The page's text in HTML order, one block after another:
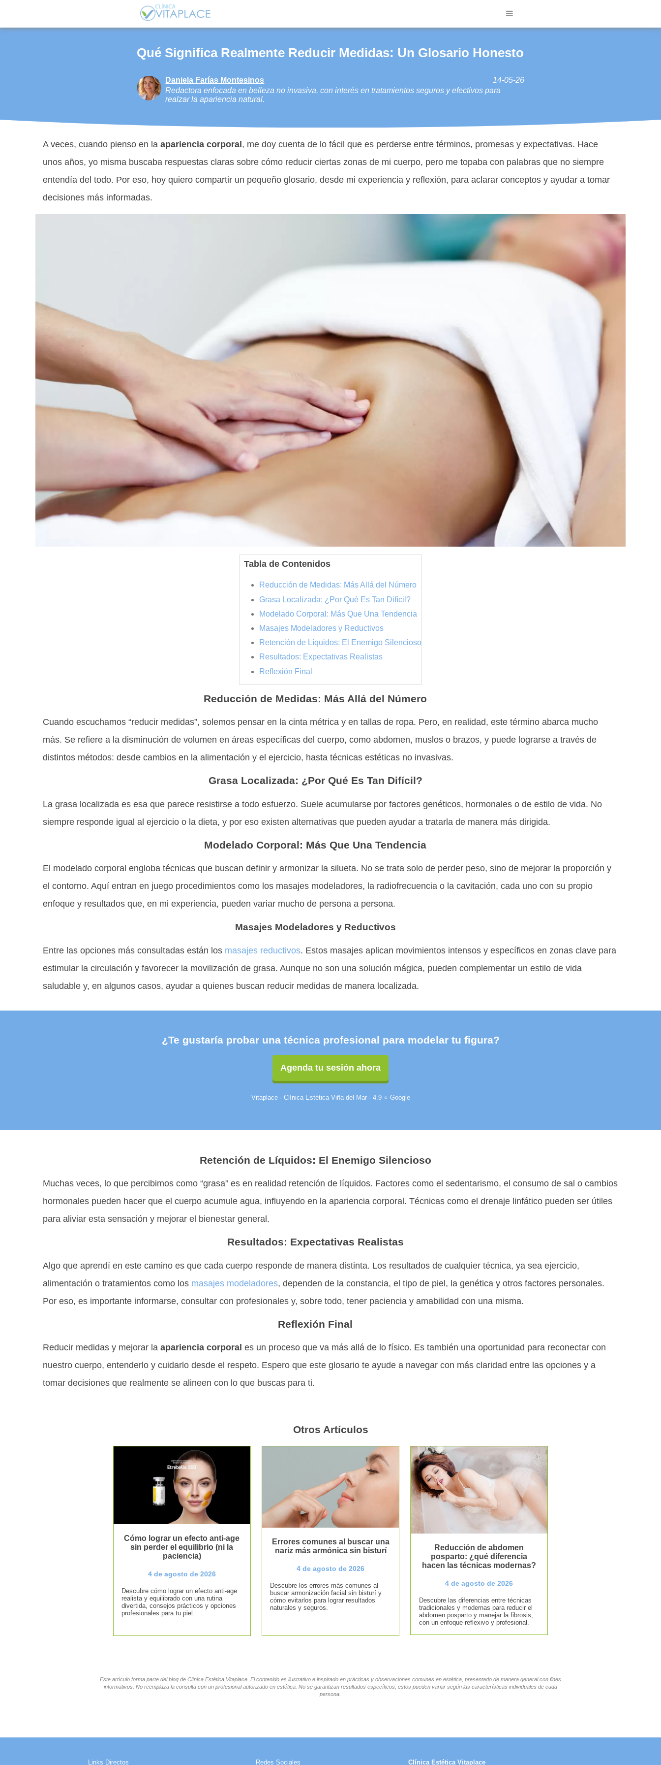
Qué Significa Realmente Reducir Medidas: Un Glosario Honesto
Daniela Farías Montesinos
14-05-26
Redactora enfocada en belleza no invasiva, con interés en tratamientos seguros y efectivos para
realzar la apariencia natural.
A veces, cuando pienso en la apariencia corporal , me doy cuenta de lo fácil que es perderse entre términos, promesas y expectativas. Hace
unos años, yo misma buscaba respuestas claras sobre cómo reducir ciertas zonas de mi cuerpo, pero me topaba con palabras que no siempre
entendía del todo. Por eso, hoy quiero compartir un pequeño glosario, desde mi experiencia y reflexión, para aclarar conceptos y ayudar a tomar
decisiones más informadas.
Tabla de Contenidos
Reducción de Medidas: Más Allá del Número
Grasa Localizada: ¿Por Qué Es Tan Difícil?
Modelado Corporal: Más Que Una Tendencia
Masajes Modeladores y Reductivos
Retención de Líquidos: El Enemigo Silencioso
Resultados: Expectativas Realistas
Reflexión Final
Reducción de Medidas: Más Allá del Número
Cuando escuchamos “reducir medidas”, solemos pensar en la cinta métrica y en tallas de ropa. Pero, en realidad, este término abarca mucho
más. Se refiere a la disminución de volumen en áreas específicas del cuerpo, como abdomen, muslos o brazos, y puede lograrse a través de
distintos métodos: desde cambios en la alimentación y el ejercicio, hasta técnicas estéticas no invasivas.
Grasa Localizada: ¿Por Qué Es Tan Difícil?
La grasa localizada es esa que parece resistirse a todo esfuerzo. Suele acumularse por factores genéticos, hormonales o de estilo de vida. No
siempre responde igual al ejercicio o la dieta, y por eso existen alternativas que pueden ayudar a tratarla de manera más dirigida.
Modelado Corporal: Más Que Una Tendencia
El modelado corporal engloba técnicas que buscan definir y armonizar la silueta. No se trata solo de perder peso, sino de mejorar la proporción y
el contorno. Aquí entran en juego procedimientos como los masajes modeladores, la radiofrecuencia o la cavitación, cada uno con su propio
enfoque y resultados que, en mi experiencia, pueden variar mucho de persona a persona.
Masajes Modeladores y Reductivos
Entre las opciones más consultadas están los masajes reductivos. Estos masajes aplican movimientos intensos y específicos en zonas clave para
estimular la circulación y favorecer la movilización de grasa. Aunque no son una solución mágica, pueden complementar un estilo de vida
saludable y, en algunos casos, ayudar a quienes buscan reducir medidas de manera localizada.
¿Te gustaría probar una técnica profesional para modelar tu figura?
Agenda tu sesión ahora
Vitaplace · Clínica Estética Viña del Mar · 4.9 ⭐ Google
Retención de Líquidos: El Enemigo Silencioso
Muchas veces, lo que percibimos como “grasa” es en realidad retención de líquidos. Factores como el sedentarismo, el consumo de sal o cambios
hormonales pueden hacer que el cuerpo acumule agua, influyendo en la apariencia corporal. Técnicas como el drenaje linfático pueden ser útiles
para aliviar esta sensación y mejorar el bienestar general.
Resultados: Expectativas Realistas
Algo que aprendí en este camino es que cada cuerpo responde de manera distinta. Los resultados de cualquier técnica, ya sea ejercicio,
alimentación o tratamientos como los masajes modeladores, dependen de la constancia, el tipo de piel, la genética y otros factores personales.
Por eso, es importante informarse, consultar con profesionales y, sobre todo, tener paciencia y amabilidad con una misma.
Reflexión Final
Reducir medidas y mejorar la apariencia corporal es un proceso que va más allá de lo físico. Es también una oportunidad para reconectar con
nuestro cuerpo, entenderlo y cuidarlo desde el respeto. Espero que este glosario te ayude a navegar con más claridad entre las opciones y a
tomar decisiones que realmente se alineen con lo que buscas para ti.
Otros Artículos
Cómo lograr un efecto anti-age
sin perder el equilibrio (ni la
paciencia)
4 de agosto de 2026
Descubre cómo lograr un efecto anti-age
realista y equilibrado con una rutina
divertida, consejos prácticos y opciones
profesionales para tu piel.
Errores comunes al buscar una
nariz más armónica sin bisturí
4 de agosto de 2026
Descubre los errores más comunes al
buscar armonización facial sin bisturí y
cómo evitarlos para lograr resultados
naturales y seguros.
Reducción de abdomen
posparto: ¿qué diferencia
hacen las técnicas modernas?
4 de agosto de 2026
Descubre las diferencias entre técnicas
tradicionales y modernas para reducir el
abdomen posparto y manejar la fibrosis,
con un enfoque reflexivo y profesional.
Este artículo forma parte del blog de Clínica Estética Vitaplace. El contenido es ilustrativo e inspirado en prácticas y observaciones comunes en estética, presentado de manera general con fines
informativos. No reemplaza la consulta con un profesional autorizado en estética. No se garantizan resultados específicos; estos pueden variar según las características individuales de cada
persona.
Links Directos Redes Sociales Clínica Estética Vitaplace